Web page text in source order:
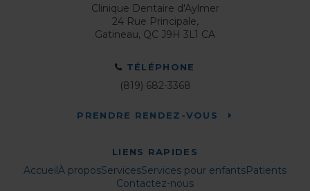
Clinique Dentaire d'Aylmer
24 Rue Principale
Gatineau QC J9H 3L1 CA
TÉLÉPHONE
(819) 682-3368
PRENDRE RENDEZ-VOUS
LIENS RAPIDES
AccueilÀ proposServicesServices pour enfantsPatients
Contactez-nous